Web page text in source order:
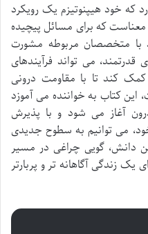
که خود هیپنوتیزم یک رویکرد
که برای مسائل پیچیده
با متخصصان مربوطه مشورت
قدرتمند، می تواند فرآیندهای
کند تا با مقاومت درونی
این کتاب به خواننده می آموزد
آغاز می شود و با پذیرش
می توانیم به سطوح جدیدی
دانش، گویی چراغی در مسیر
زندگی آگاهانه تر و پربارتر